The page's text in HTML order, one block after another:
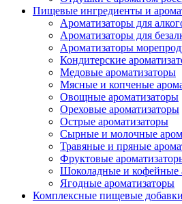
Пищевые ингредиенты и
Ароматизаторы для
Ароматизаторы для
Ароматизаторы
Кондитерские
Медовые ароматизаторы
Мясные и копченые
Овощные ароматизаторы
Ореховые ароматизаторы
Острые ароматизаторы
Сырные и молочные
Травяные и пряные
Фруктовые
Шоколадные и кофейные
Ягодные ароматизаторы
Комплексные пищевые добавки